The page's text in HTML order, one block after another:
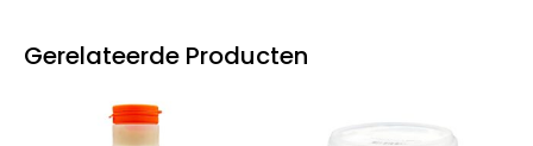
Gerelateerde Producten